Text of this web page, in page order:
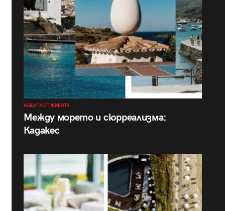
НЕЩАТА ОТ ЖИВОТА
Между морето и сюрреализма:
Кадакес